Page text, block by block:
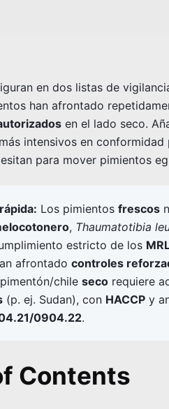
en dos listas de
han afrontado
en el lado seco.
intensivos en
para mover pimientos
Los pimientos frescos
, Thaumatotibia
estricto de los
afrontado controles
chile seco requiere
(p. ej. Sudan), con HACCP y
0904.22.
Contents